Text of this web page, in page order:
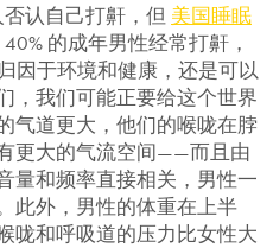
认自己打鼾，但 美国睡眠
的成年男性经常打鼾，
因于环境和健康，还是可以
，我们可能正要给这个世界
气道更大，他们的喉咙在脖
更大的气流空间——而且由
量和频率直接相关，男性一
此外，男性的体重在上半
咙和呼吸道的压力比女性大